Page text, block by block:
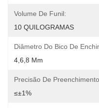
Volume De Funil:
10 QUILOGRAMAS
Diâmetro Do Bico De
4,6,8 Mm
Precisão De
≤±1%